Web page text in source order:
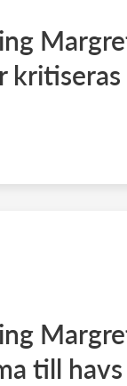
kritiseras
till havs